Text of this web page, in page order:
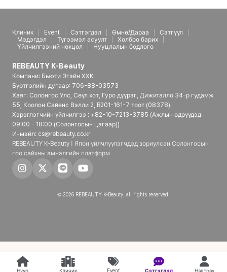
Клиник Event Сэтгэгдэл Өмнө/Дараа
Сэтгүүл
Мэдэгдэл
Түгээмэл асуулт
Холбоо барих
Үйлчилгээний нөхцөл
Нууцлалын бодлого
REBEAUTY K-Beauty
Компани: Бьюти Эгэйн ХХК
Бүртгэлийн дугаар: 706-88-03573
Хаяг: Солонгос Улс, Сөүл хот, Гуро дүүрэг, Дижиталло 34-р гудамж
55, Коолон Сайенс Вэлли 2, B201-161-7 тоот (08378)
Хэрэглэгчийн үйлчилгээ : +82-10-7213-3785 (Ажлын өдрүүдэд
09:00 - 18:00 (Солонгосын цагаар))
И-мэйл: cs@rebeauty.co.kr
REBEAUTY K-Beauty | Япон үйлчлүүлэгчдэд зориулсан Солонгосын
гоо сайхны эмнэлгийн платформ
© 2026 REBEAUTY K-Beauty. all rights reserved.
Нүүр Клиник Event Сэтгэгдэл Нэвтрэх